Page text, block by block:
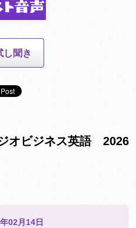
し聞き
オビジネス英語 2026
02月14日